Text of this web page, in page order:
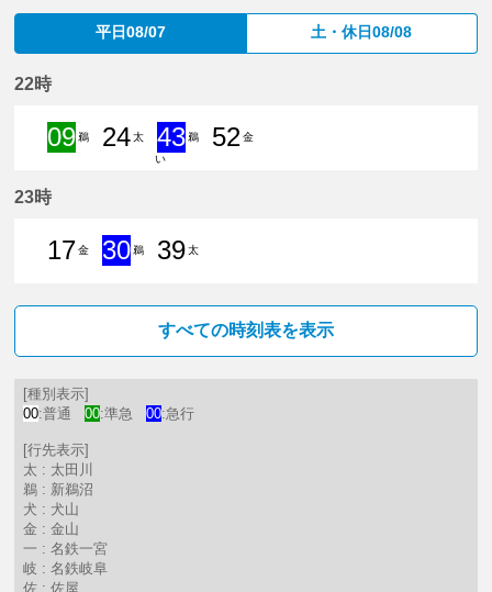
平日08/07 土・休日08/08
22時
09
9分はつ 準急新鵜沼いき
鵜
24太
43 鵜
い
52金
23時
17金
30 鵜
39太
すべての時刻表を表示
[種別表示]
00:普通 00:準急 00:急行
[行先表示]
太 : 太田川
鵜 : 新鵜沼
犬 : 犬山
金 : 金山
一 : 名鉄一宮
岐 : 名鉄岐阜
佐 : 佐屋